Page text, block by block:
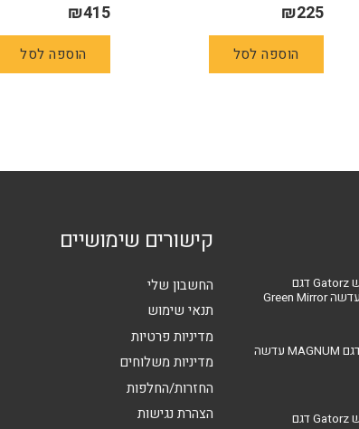
₪225
הוספה לסל
₪415
הוספה לסל
משקפי שמש Gatorz דגם
משקפי מגן דגם MAGNUM עדשה
משקפי שמש Gatorz דגם
קישורים שימושיים
החשבון שלי
תנאי שימוש
מדיניות פרטיות
מדיניות משלוחים
החזרות/החלפות
הצהרת נגישות